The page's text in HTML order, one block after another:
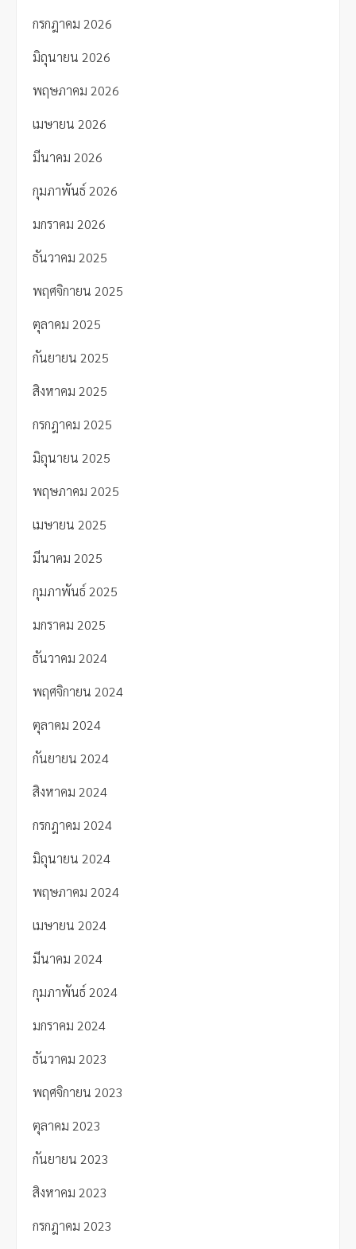
กรกฎาคม 2026
มิถุนายน 2026
พฤษภาคม 2026
เมษายน 2026
มีนาคม 2026
กุมภาพันธ์ 2026
มกราคม 2026
ธันวาคม 2025
พฤศจิกายน 2025
ตุลาคม 2025
กันยายน 2025
สิงหาคม 2025
กรกฎาคม 2025
มิถุนายน 2025
พฤษภาคม 2025
เมษายน 2025
มีนาคม 2025
กุมภาพันธ์ 2025
มกราคม 2025
ธันวาคม 2024
พฤศจิกายน 2024
ตุลาคม 2024
กันยายน 2024
สิงหาคม 2024
กรกฎาคม 2024
มิถุนายน 2024
พฤษภาคม 2024
เมษายน 2024
มีนาคม 2024
กุมภาพันธ์ 2024
มกราคม 2024
ธันวาคม 2023
พฤศจิกายน 2023
ตุลาคม 2023
กันยายน 2023
สิงหาคม 2023
กรกฎาคม 2023